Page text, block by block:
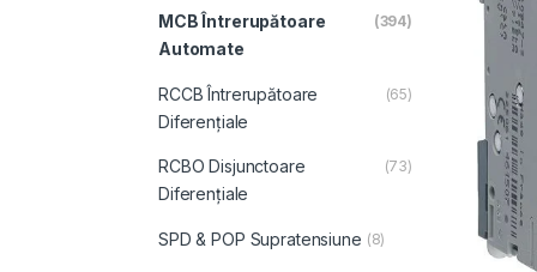
MCB Întrerupătoare
Automate
(394)
RCCB Întrerupătoare
Diferențiale
(65)
RCBO Disjunctoare
Diferențiale
(73)
SPD & POP Supratensiune (8)